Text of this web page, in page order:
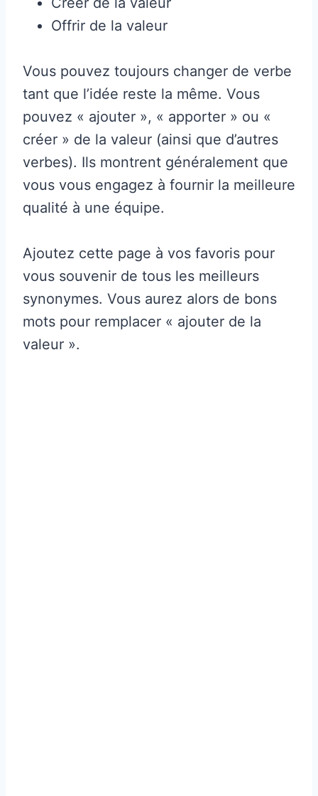
Offrir de la valeur
Vous pouvez toujours changer de verbe
tant que l’idée reste la même. Vous
pouvez « ajouter », « apporter » ou «
créer » de la valeur (ainsi que d’autres
verbes). Ils montrent généralement que
vous vous engagez à fournir la meilleure
qualité à une équipe.
Ajoutez cette page à vos favoris pour
vous souvenir de tous les meilleurs
synonymes. Vous aurez alors de bons
mots pour remplacer « ajouter de la
valeur ».